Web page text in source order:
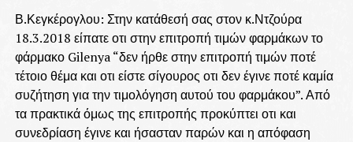
Β.Κεγκέρογλου: Στην κατάθεσή σας στον κ.Ντζούρα
18.3.2018 είπατε οτι στην επιτροπή τιμών φαρμάκων το
φάρμακο Gilenya “δεν ήρθε στην επιτροπή τιμών ποτέ
τέτοιο θέμα και οτι είστε σίγουρος οτι δεν έγινε ποτέ καμία
συζήτηση για την τιμολόγηση αυτού του φαρμάκου”. Από
τα πρακτικά όμως της επιτροπής προκύπτει οτι και
συνεδρίαση έγινε και ήσασταν παρών και η απόφαση